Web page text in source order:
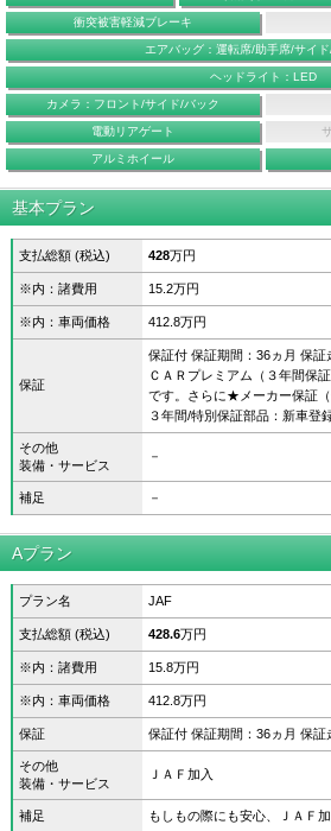
衝突被害軽減ブレーキ
エアバッグ：運転席/助手席/サイ
ヘッドライト：LED
カメラ：フロント/サイド/バック
電動リアゲート
アルミホイール
基本プラン
支払総額 (税込) 428万円
※内：諸費用 15.2万円
※内：車両価格 412.8万円
保証
保証付 保証期間：36ヵ月 保
ＣＡＲプレミアム（３年間保
です。さらに★メーカー保証
３年間/特別保証部品：新車登
その他
装備・サービス
－
補足 －
Aプラン
プラン名 JAF
支払総額 (税込) 428.6万円
※内：諸費用 15.8万円
※内：車両価格 412.8万円
保証 保証付 保証期間：36ヵ月 保証
その他
装備・サービス
ＪＡＦ加入
補足 もしもの際にも安心、ＪＡＦ